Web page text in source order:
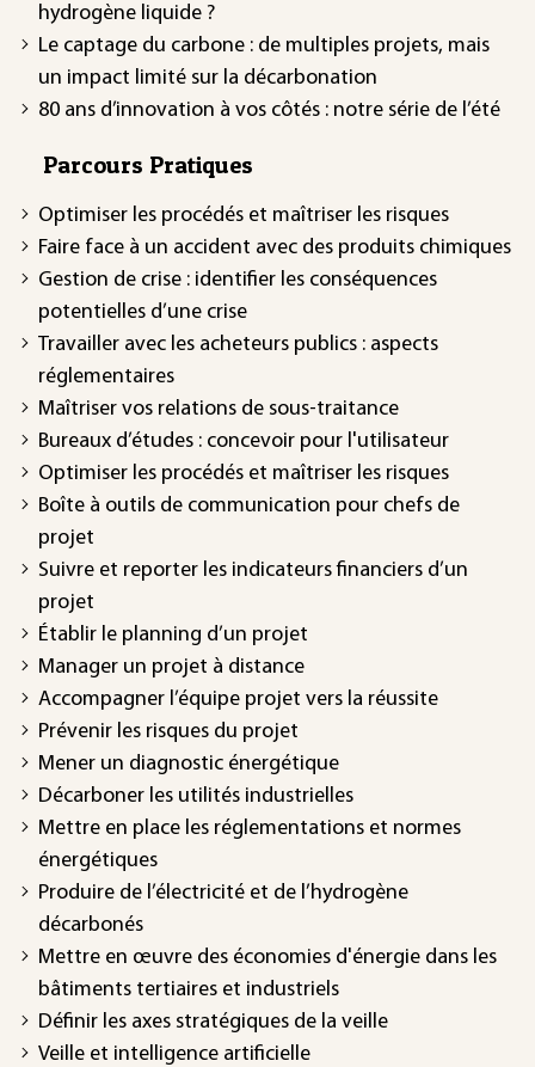
hydrogène liquide ?
Le captage du carbone : de multiples projets, mais
un impact limité sur la décarbonation
80 ans d’innovation à vos côtés : notre série de l’été
Parcours Pratiques
Optimiser les procédés et maîtriser les risques
Faire face à un accident avec des produits chimiques
Gestion de crise : identifier les conséquences
potentielles d’une crise
Travailler avec les acheteurs publics : aspects
réglementaires
Maîtriser vos relations de sous-traitance
Bureaux d’études : concevoir pour l'utilisateur
Optimiser les procédés et maîtriser les risques
Boîte à outils de communication pour chefs de
projet
Suivre et reporter les indicateurs financiers d’un
projet
Établir le planning d’un projet
Manager un projet à distance
Accompagner l’équipe projet vers la réussite
Prévenir les risques du projet
Mener un diagnostic énergétique
Décarboner les utilités industrielles
Mettre en place les réglementations et normes
énergétiques
Produire de l’électricité et de l’hydrogène
décarbonés
Mettre en œuvre des économies d'énergie dans les
bâtiments tertiaires et industriels
Définir les axes stratégiques de la veille
Veille et intelligence artificielle